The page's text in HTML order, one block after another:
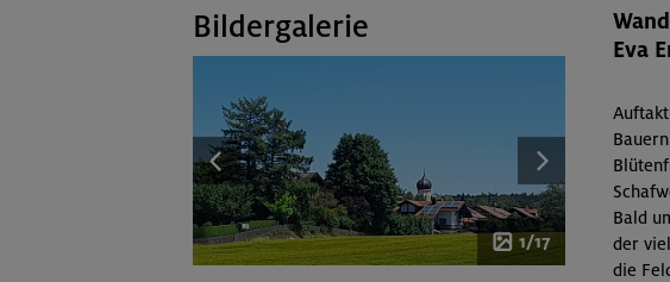
Bildergalerie
1/17
Eva
Bald
der
die